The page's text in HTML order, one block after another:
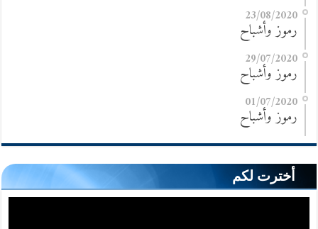
23/08/2020
رموز وأشباح
29/07/2020
رموز وأشباح
01/07/2020
رموز وأشباح
أخترت لكم